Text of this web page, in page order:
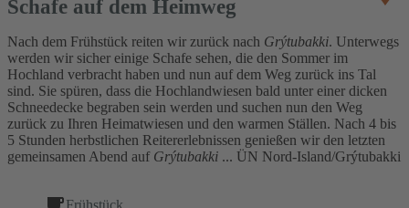
Schafe auf dem Heimweg
Nach dem Frühstück reiten wir zurück nach Grýtubakki. Unterwegs
werden wir sicher einige Schafe sehen, die den Sommer im
Hochland verbracht haben und nun auf dem Weg zurück ins Tal
sind. Sie spüren, dass die Hochlandwiesen bald unter einer dicken
Schneedecke begraben sein werden und suchen nun den Weg
zurück zu Ihren Heimatwiesen und den warmen Ställen. Nach 4 bis
5 Stunden herbstlichen Reitererlebnissen genießen wir den letzten
gemeinsamen Abend auf Grýtubakki ... ÜN Nord-Island/Grýtubakki
Frühstück